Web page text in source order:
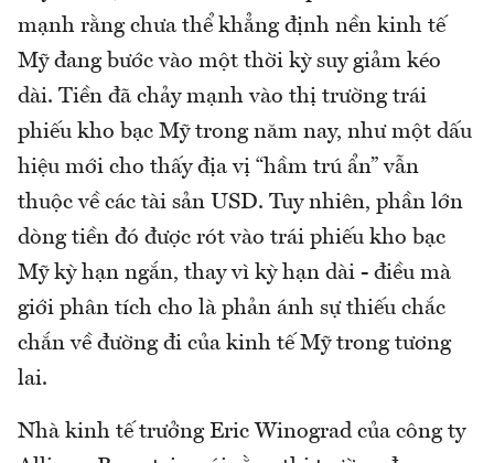
mạnh rằng chưa thể khẳng định nền kinh tế
Mỹ đang bước vào một thời kỳ suy giảm kéo
dài. Tiền đã chảy mạnh vào thị trường trái
phiếu kho bạc Mỹ trong năm nay, như một dấu
hiệu mới cho thấy địa vị “hầm trú ẩn” vẫn
thuộc về các tài sản USD. Tuy nhiên, phần lớn
dòng tiền đó được rót vào trái phiếu kho bạc
Mỹ kỳ hạn ngắn, thay vì kỳ hạn dài - điều mà
giới phân tích cho là phản ánh sự thiếu chắc
chắn về đường đi của kinh tế Mỹ trong tương
lai.
Nhà kinh tế trưởng Eric Winograd của công ty